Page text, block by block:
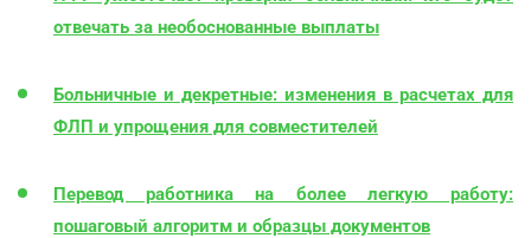
отвечать за необоснованные выплаты
Больничные и декретные: изменения в расчетах для
ФЛП и упрощения для совместителей
Перевод работника на более легкую работу:
пошаговый алгоритм и образцы документов